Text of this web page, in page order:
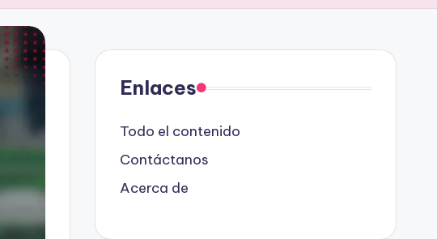
Enlaces
Todo el contenido
Contáctanos
Acerca de